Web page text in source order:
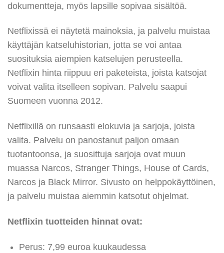
dokumentteja, myös lapsille sopivaa sisältöä.
Netflixissä ei näytetä mainoksia, ja palvelu muistaa
käyttäjän katseluhistorian, jotta se voi antaa
suosituksia aiempien katselujen perusteella.
Netflixin hinta riippuu eri paketeista, joista katsojat
voivat valita itselleen sopivan. Palvelu saapui
Suomeen vuonna 2012.
Netflixillä on runsaasti elokuvia ja sarjoja, joista
valita. Palvelu on panostanut paljon omaan
tuotantoonsa, ja suosittuja sarjoja ovat muun
muassa Narcos, Stranger Things, House of Cards,
Narcos ja Black Mirror. Sivusto on helppokäyttöinen,
ja palvelu muistaa aiemmin katsotut ohjelmat.
Netflixin tuotteiden hinnat ovat:
Perus: 7,99 euroa kuukaudessa